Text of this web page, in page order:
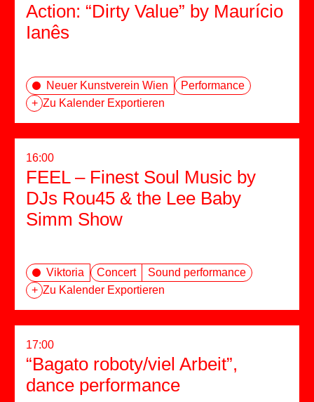
Action: “Dirty Value” by Maurício
Ianês
Neuer Kunstverein Wien
Performance
+ Zu Kalender Exportieren
16:00
FEEL – Finest Soul Music by
DJs Rou45 & the Lee Baby
Simm Show
Viktoria Concert
Sound performance
+ Zu Kalender Exportieren
17:00
“Bagato roboty/viel Arbeit”,
dance performance